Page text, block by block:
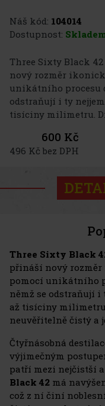
Náš kód: 104014
Dostupnost:
Three Sixty Black
nový rozměr
unikátního procesu
odstraňují i ty
tisíciny milimetru.
600 Kč
496 Kč bez DPH
Three Sixty Black
přináší nový
pomocí unikátního
němž se odstraňují
až tisíciny
neuvěřitelně čistý a
Čtyřnásobná
výjimečným
patří mezi nejčistší
Black 42 má
což z ní činí